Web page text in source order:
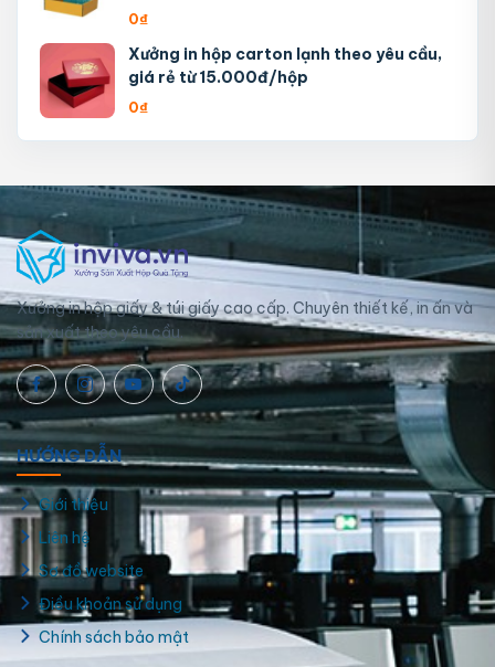
0₫
Xưởng in hộp carton lạnh theo yêu cầu,
giá rẻ từ 15.000đ/hộp
0₫
Xưởng in hộp giấy & túi giấy cao cấp. Chuyên thiết kế, in ấn và
sản xuất theo yêu cầu.
HƯỚNG DẪN
Giới thiệu
Liên hệ
Sơ đồ website
Điều khoản sử dụng
Chính sách bảo mật